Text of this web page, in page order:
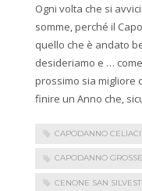
Ogni volta che si
somme, perché il
quello che è andato
desideriamo e …
prossimo sia migliore
finire un Anno che,
CAPODANNO CELIACI
CAPODANNO
CENONE SAN